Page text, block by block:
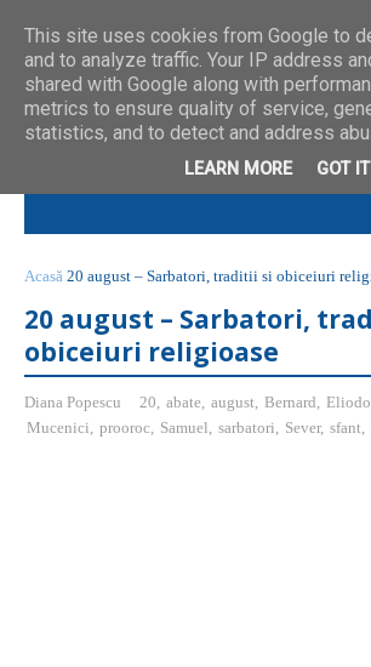
Acasă 20 august – Sarbatori, traditii si obiceiuri
20 august – Sarbatori,
obiceiuri religioase
Diana Popescu 20, abate, august, Bernard,
Mucenici, prooroc, Samuel, sarbatori, Sever, sfant,
This site uses cookies from Google to
and to analyze traffic. Your IP address
shared with Google along with
metrics to ensure quality of service,
statistics, and to detect and address
LEARN MORE GOT IT